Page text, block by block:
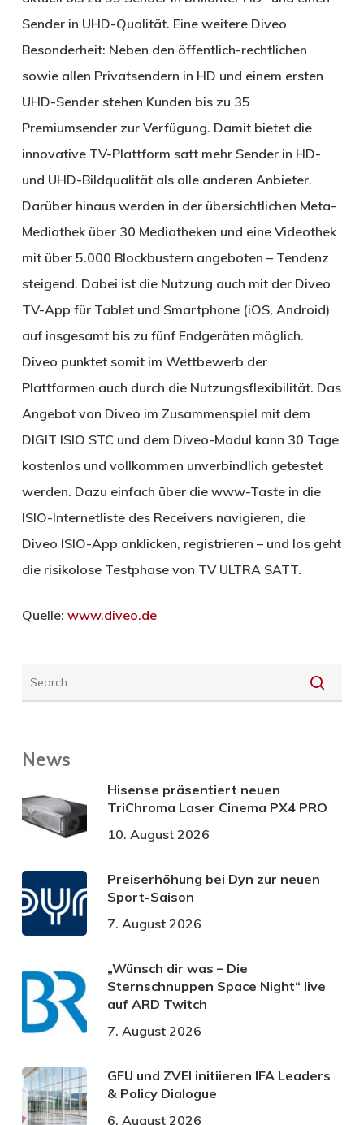
Sender in UHD-Qualität. Eine weitere Diveo
Besonderheit: Neben den öffentlich-rechtlichen
sowie allen Privatsendern in HD und einem ersten
UHD-Sender stehen Kunden bis zu 35
Premiumsender zur Verfügung. Damit bietet die
innovative TV-Plattform satt mehr Sender in HD-
und UHD-Bildqualität als alle anderen Anbieter.
Darüber hinaus werden in der übersichtlichen Meta-
Mediathek über 30 Mediatheken und eine Videothek
mit über 5.000 Blockbustern angeboten – Tendenz
steigend. Dabei ist die Nutzung auch mit der Diveo
TV-App für Tablet und Smartphone (iOS, Android)
auf insgesamt bis zu fünf Endgeräten möglich.
Diveo punktet somit im Wettbewerb der
Plattformen auch durch die Nutzungsflexibilität. Das
Angebot von Diveo im Zusammenspiel mit dem
DIGIT ISIO STC und dem Diveo-Modul kann 30 Tage
kostenlos und vollkommen unverbindlich getestet
werden. Dazu einfach über die www-Taste in die
ISIO-Internetliste des Receivers navigieren, die
Diveo ISIO-App anklicken, registrieren – und los geht
die risikolose Testphase von TV ULTRA SATT.
Quelle: www.diveo.de
News
Hisense präsentiert neuen
TriChroma Laser Cinema PX4 PRO
10. August 2026
Preiserhöhung bei Dyn zur neuen
Sport-Saison
7. August 2026
„Wünsch dir was – Die
Sternschnuppen Space Night“ live
auf ARD Twitch
7. August 2026
GFU und ZVEI initiieren IFA Leaders
& Policy Dialogue
6. August 2026